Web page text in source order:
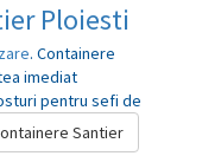
Ploiesti
. Containere
imediat
pentru sefi de
Santier